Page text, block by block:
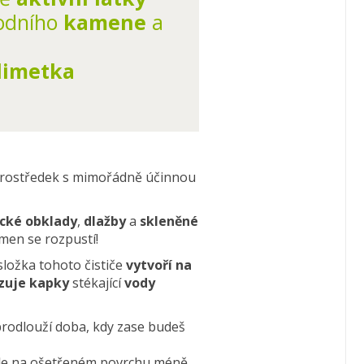
kamene a
s mimořádně účinnou
obklady, dlažbya skleněné
se rozpustí!
tohoto čističe vytvoří na
kapkystékajícívody
doba, kdy zase budeš